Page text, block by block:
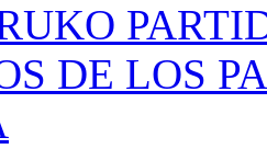
DE LOS